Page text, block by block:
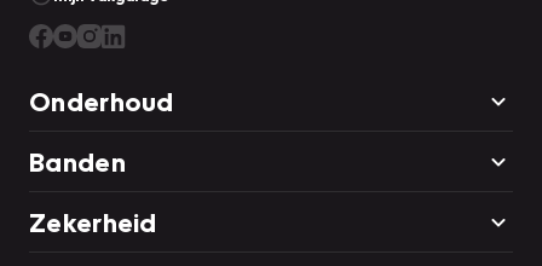
Onderhoud
Banden
Zekerheid